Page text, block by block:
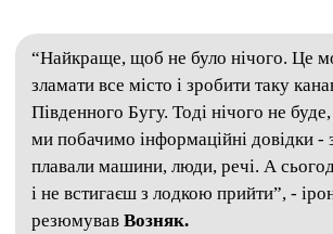
“Найкраще, щоб не було нічого. Це
зламати все місто і зробити таку
Південного Бугу. Тоді нічого не
ми побачимо інформаційні довідки -
плавали машини, люди, речі. А
і не встигаєш з лодкою прийти”, -
резюмував Возняк.